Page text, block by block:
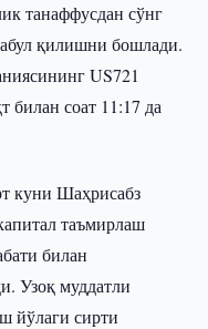
танаффусдан сўнг
қилишни бошлади.
US721
билан соат 11:17 да
куни Шаҳрисабз
таъмирлаш
билан
Узоқ муддатли
йўлаги сирти